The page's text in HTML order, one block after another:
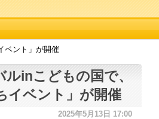
ベント」が開催
inこどもの国で、
イベント」が開催
2025年5月13日 17:00